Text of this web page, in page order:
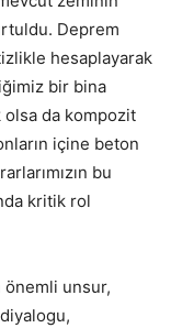
Deprem
hesaplayarak
bir bina
olsa da kompozit
içine beton
bu
kritik rol
önemli unsur,